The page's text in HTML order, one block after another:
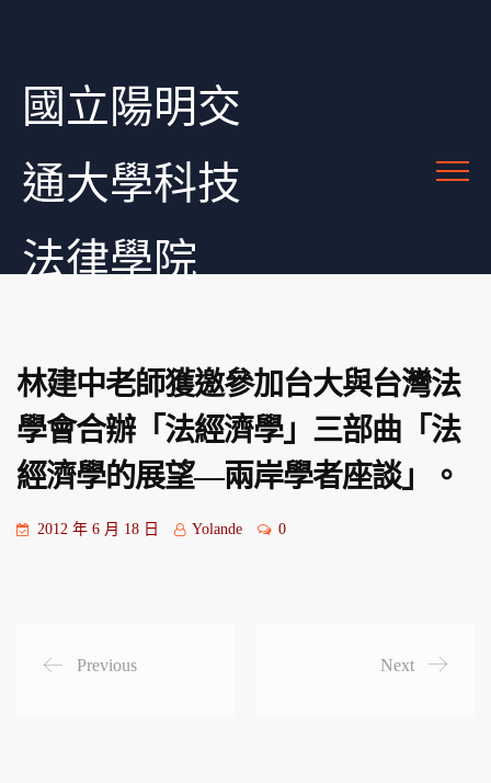
國立陽明交
通大學科技
法律學院
林建中老師獲邀參加台大與台灣法
學會合辦「法經濟學」三部曲「法
經濟學的展望—兩岸學者座談」。
2012 年 6 月 18 日 Yolande 0
Previous Next